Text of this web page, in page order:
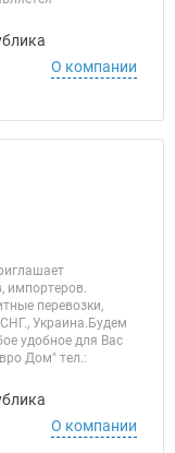
О компании
импортеров.
перевозки,
Украина.Будем
удобное для Вас
Дом" тел.:
О компании